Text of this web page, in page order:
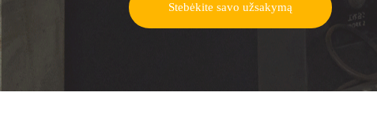
Stebėkite savo užsakymą